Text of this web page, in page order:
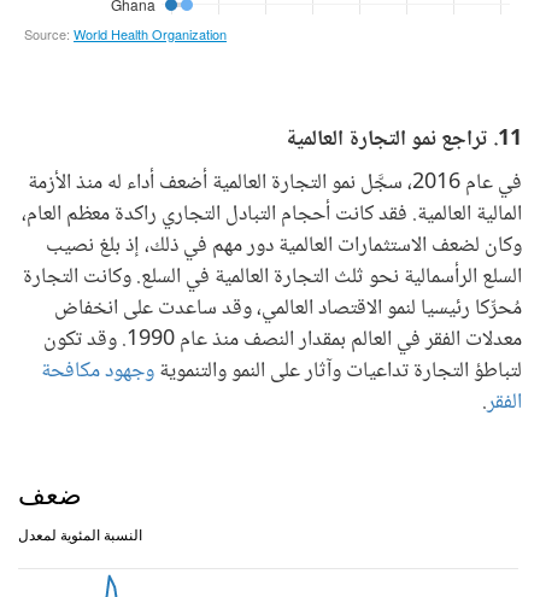
11. تراجع نمو التجارة العالمية
في عام 2016، سجَّل نمو التجارة العالمية أضعف أداء له منذ الأزمة
المالية العالمية. فقد كانت أحجام التبادل التجاري راكدة معظم العام،
وكان لضعف الاستثمارات العالمية دور مهم في ذلك، إذ بلغ نصيب
السلع الرأسمالية نحو ثلث التجارة العالمية في السلع. وكانت التجارة
مُحرِّكا رئيسيا لنمو الاقتصاد العالمي، وقد ساعدت على انخفاض
معدلات الفقر في العالم بمقدار النصف منذ عام 1990. وقد تكون
لتباطؤ التجارة تداعيات وآثار على النمو والتنمويةوجهود مكافحة
الفقر.